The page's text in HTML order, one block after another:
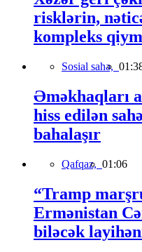
risklərin,
kompleks
Sosial sahə,
Əməkhaqları
hiss edilən
bahalaşır
Qafqaz, 01:06
“Tramp
Ermənistan
biləcək